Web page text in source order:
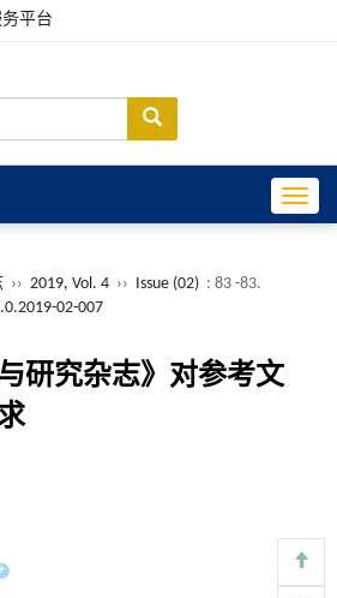
平台
›› 2019, Vol. 4 ›› Issue (02) : 83 -83.
02-007
研究杂志》对参考文